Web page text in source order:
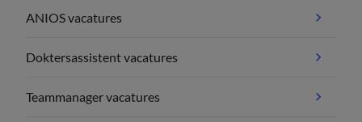
ANIOS vacatures
Doktersassistent vacatures
Teammanager vacatures